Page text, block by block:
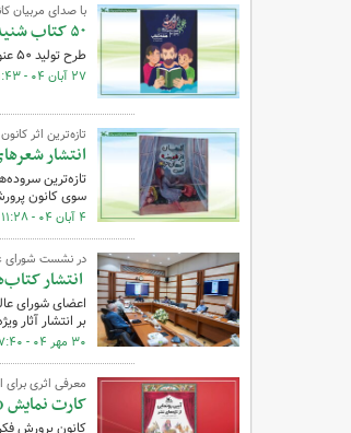
با صدای مربیان
۵۰ کتاب شنیداری کودک و نوجوان در دست تولید
طرح تولید ۵۰ عنوان کتاب شنیداری کودک و نوجوان از مجموعه «کتاب‌آوا» در کانون پرورش فکری در حال اجراست.
۲۷ آبان ۰۴ - ۱۱:۴۳
تازه‌ترین اثر
انتشار
سوی کانون
۴ آبان ۰۴ - ۱۱:۲۸
در نشست شورای
انتشار کتاب‌هایی
اعضای شورای
بر انتشار آثار ویژه به مناسبت ۱۵۰۰ سالگی
۳۰ مهر ۰۴ - ۰۷:۴۰
معرفی اثری
کارت نمایش
کانون پرورش فکری کودکان و نوجوانان روز